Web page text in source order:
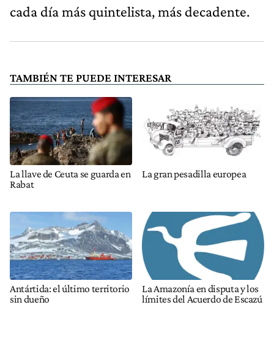
cada día más quintelista, más decadente.
TAMBIÉN TE PUEDE INTERESAR
La llave de Ceuta se guarda en
Rabat
La gran pesadilla europea
Antártida: el último territorio
sin dueño
La Amazonía en disputa y los
límites del Acuerdo de Escazú